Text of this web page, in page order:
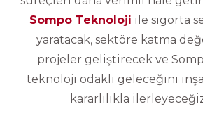
Sompo Teknoloji ile sigorta
yaratacak, sektöre katma
projeler geliştirecek ve
teknoloji odaklı geleceğini
kararlılıkla